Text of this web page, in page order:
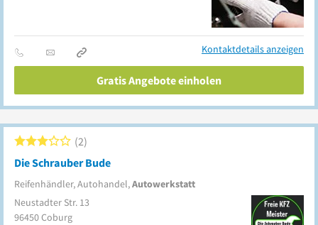
Kontaktdetails anzeigen
Gratis Angebote einholen
Die Schrauber Bude
Reifenhändler, Autohandel,Autowerkstatt
2
Neustadter Str. 13
96450Coburg